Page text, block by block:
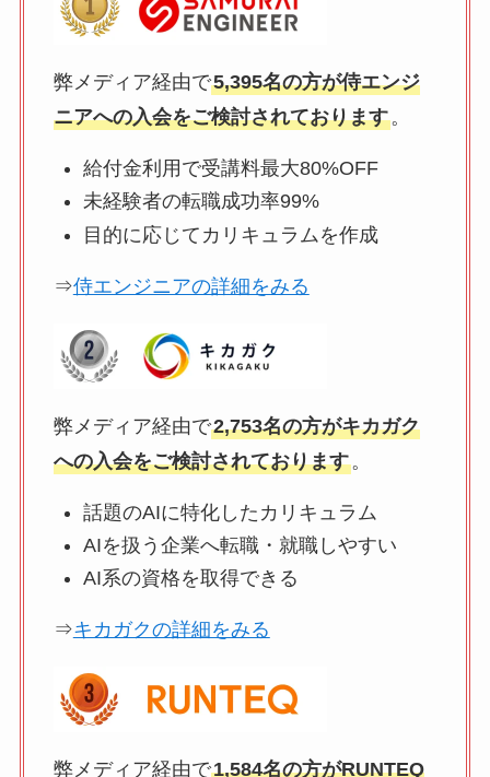
弊メディア経由で5,395名の方が侍エンジ
ニアへの入会をご検討されております。
給付金利用で受講料最大80%OFF
未経験者の転職成功率99%
目的に応じてカリキュラムを作成
⇒侍エンジニアの詳細をみる
弊メディア経由で2,753名の方がキカガク
への入会をご検討されております。
話題のAIに特化したカリキュラム
AIを扱う企業へ転職・就職しやすい
AI系の資格を取得できる
⇒キカガクの詳細をみる
弊メディア経由で1,584名の方がRUNTEQ